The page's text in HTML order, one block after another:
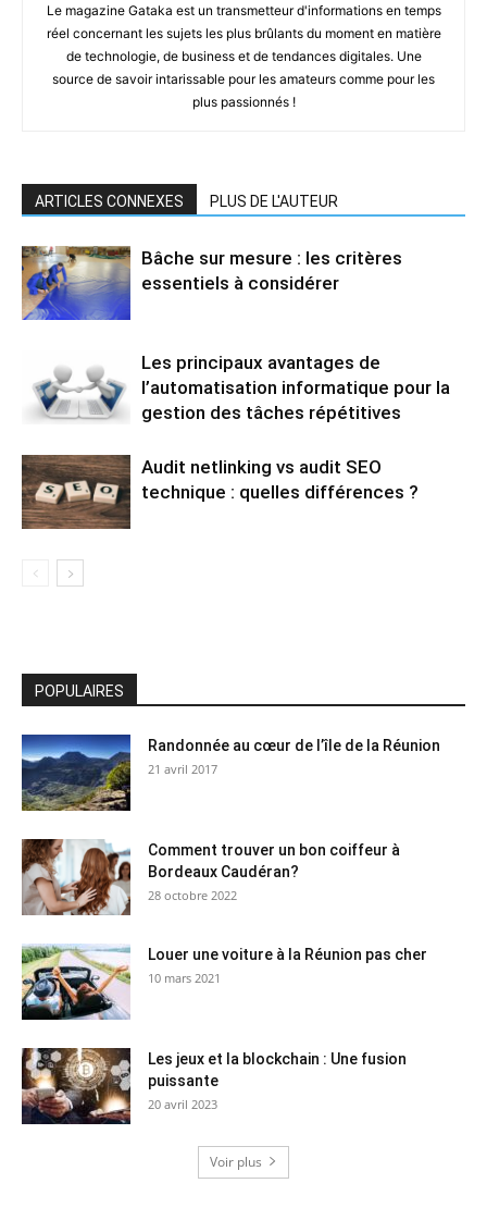
Le magazine Gataka est un transmetteur d'informations en temps
réel concernant les sujets les plus brûlants du moment en matière
de technologie, de business et de tendances digitales. Une
source de savoir intarissable pour les amateurs comme pour les
plus passionnés !
ARTICLES CONNEXES PLUS DE L'AUTEUR
Bâche sur mesure : les critères
essentiels à considérer
Les principaux avantages de
l’automatisation informatique pour la
gestion des tâches répétitives
Audit netlinking vs audit SEO
technique : quelles différences ?
POPULAIRES
Randonnée au cœur de l’île de la Réunion
21 avril 2017
Comment trouver un bon coiffeur à
Bordeaux Caudéran?
28 octobre 2022
Louer une voiture à la Réunion pas cher
10 mars 2021
Les jeux et la blockchain : Une fusion
puissante
20 avril 2023
Voir plus